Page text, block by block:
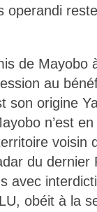
operandi
de Mayobo
au
son origine
n’est
voisin
du dernier
avec
obéit à la